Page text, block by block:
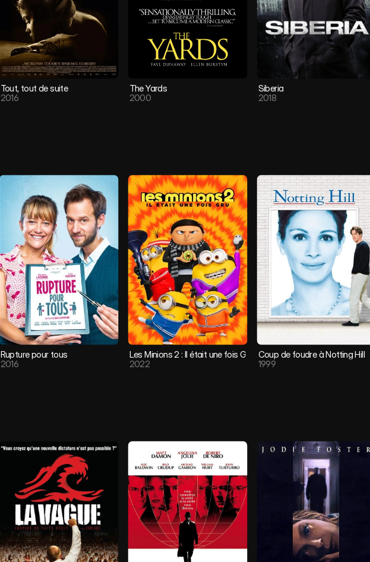
Tout, tout de suite
2016
The Yards
2000
Siberia
2018
Rupture pour tous
2016
Les Minions 2 : Il était une fois Gru
2022
Coup de foudre à Notting Hill
1999